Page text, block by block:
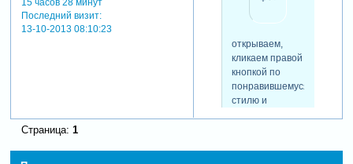
Последний визит:
13-10-2013 08:10:23
открываем,
кликаем правой
кнопкой по
понравившемуся
стилю и
Страница: 1